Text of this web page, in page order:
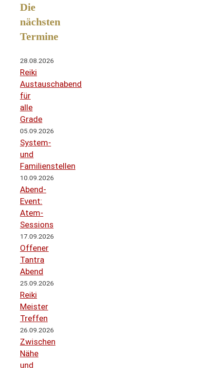
Die
nächsten
Termine
28.08.2026
Reiki
Austauschabend
für
alle
Grade
05.09.2026
System-
und
Familienstellen
10.09.2026
Abend-
Event:
Atem-
Sessions
17.09.2026
Offener
Tantra
Abend
25.09.2026
Reiki
Meister
Treffen
26.09.2026
Zwischen
Nähe
und